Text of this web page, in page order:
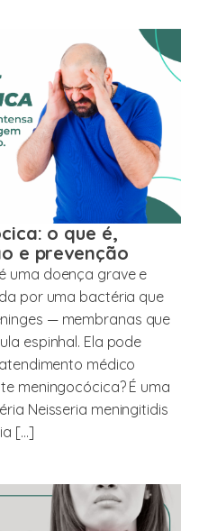
o que é,
e prevenção
uma doença grave e
por uma bactéria que
— membranas que
espinhal. Ela pode
médico
meningocócica? É uma
Neisseria meningitidis
[…]